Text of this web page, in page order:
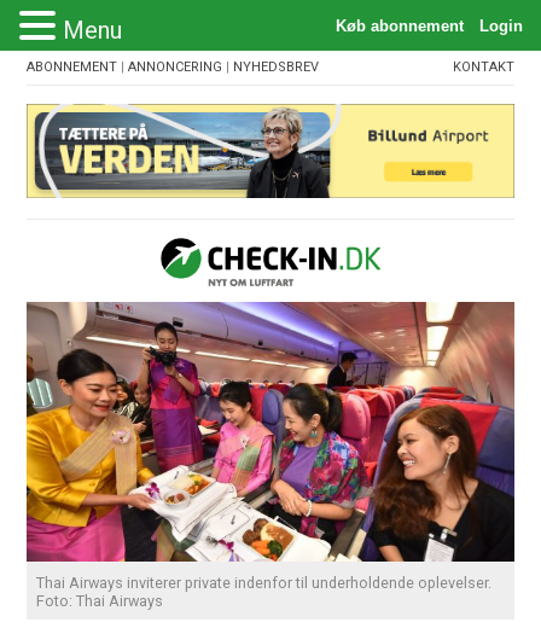
ABONNEMENT |ANNONCERING | NYHEDSBREV KONTAKT
Thai Airways inviterer private indenfor til underholdende oplevelser.
Foto: Thai Airways
Menu